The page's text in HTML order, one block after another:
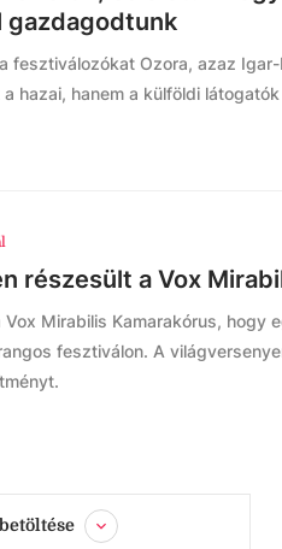
fesztiválozókat Ozora, azaz
hazai, hanem a külföldi
részesült a Vox
Mirabilis Kamarakórus, hogy
fesztiválon. A